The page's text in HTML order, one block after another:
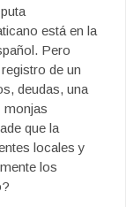
está en la
Pero
de un
deudas, una
monjas
que la
locales y
los